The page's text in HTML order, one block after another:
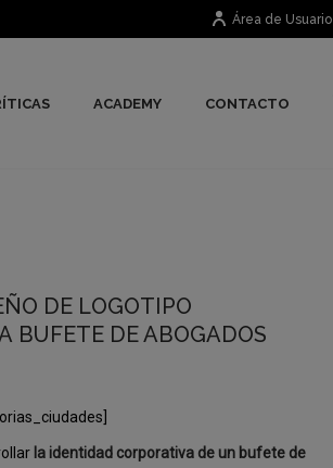
Área de Usuario
ACADEMY CONTACTO
DE LOGOTIPO
BUFETE DE ABOGADOS
la identidad corporativa de un bufete de